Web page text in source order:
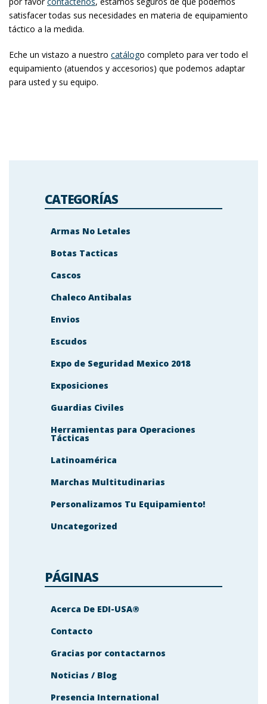
satisfacer todas sus necesidades en materia de equipamiento
táctico a la medida.
Eche un vistazo a nuestro catálogo completo para ver todo el
equipamiento (atuendos y accesorios) que podemos adaptar
para usted y su equipo.
CATEGORÍAS
Armas No Letales
Botas Tacticas
Cascos
Chaleco Antibalas
Envios
Escudos
Expo de Seguridad Mexico 2018
Exposiciones
Guardias Civiles
Herramientas para Operaciones
Tácticas
Latinoamérica
Marchas Multitudinarias
Personalizamos Tu Equipamiento!
Uncategorized
PÁGINAS
Acerca De EDI-USA®
Contacto
Gracias por contactarnos
Noticias / Blog
Presencia International